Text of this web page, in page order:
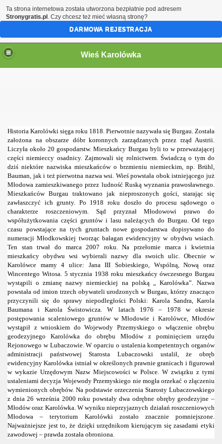
Wieś Karolówka
Historia Karolówki sięga roku 1818. Pierwotnie nazywała się Burgau. Została
założona na obszarze dóbr koronnych zarządzanych przez rząd Austrii.
Liczyła około 20 gospodarstw. Mieszkańcy Burgau byli to w przeważającej
części niemieccy osadnicy. Zajmowali się rolnictwem. Świadczą o tym do
dziś niektóre nazwiska mieszkańców o brzmieniu niemieckim, np. Brühl,
Bauman, jak i też pierwotna nazwa wsi. Wieś powstała obok istniejącego już
Młodowa zamieszkiwanego przez ludność Ruską wyznania prawosławnego.
Mieszkańców Burgau traktowano jak nieproszonych gości, starając się
zawłaszczyć ich grunty. Po 1918 roku doszło do procesu sądowego o
charakterze roszczeniowym. Sąd przyznał Młodowowi prawo do
współużytkowania części gruntów i lasu należących do Burgau. Od tego
czasu powstające na tych gruntach nowe gospodarstwa dopisywano do
numeracji Młodkowskiej tworząc bałagan ewidencyjny w obydwu wsiach.
Ten stan trwał do marca 2007 roku. Na przełomie marca i kwietnia
mieszkańcy obydwu wsi wybierali nazwy dla swoich ulic. Obecnie w
Karolówce mamy 4 ulice: Jana III Sobieskiego, Wspólną, Nową oraz
Wincentego Witosa. 5 stycznia 1938 roku mieszkańcy ówczesnego Burgau
wystąpili o zmianę nazwy niemieckiej na polską „ Karolówka”. Nazwa
powstała od imion trzech obywateli urodzonych w Burgau, którzy znacząco
przyczynili się do sprawy niepodległości Polski: Karola Sandra, Karola
Baumana i Karola Świstowicza. W latach 1976 – 1978 w okresie
postępowania scaleniowego gruntów w Młodowie i Karolówce, Młodów
wystąpił z wnioskiem do Wojewody Przemyskiego o włączenie obrębu
geodezyjnego Karolówka do obrębu Młodów z pominięciem urzędu
Rejonowego w Lubaczowie. W oparciu o ustalenia kompetentnych organów
administracji państwowej Starosta Lubaczowski ustalił, że obręb
ewidencyjny Karolówka istniał w określonych prawnie granicach i figurował
w wykazie Urzędowym Nazw Miejscowości w Polsce. W związku z tymi
ustaleniami decyzja Wojewody Przemyskiego nie mogła orzekać o złączeniu
wymienionych obrębów. Na podstawie orzeczenia Starosty Lubaczowskiego
z dnia 26 września 2000 roku powstały dwa odrębne obręby geodezyjne –
Młodów oraz Karolówka. W wyniku nieprzyjaznych działań roszczeniowych
Młodowa – terytorium Karolówki zostało znacznie pomniejszone.
Najważniejsze jest to, że dzięki urzędnikom kierującym się zasadami etyki
zawodowej – prawda została obroniona.
Ta strona internetowa została utworzona bezpłatnie pod adresem
Stronygratis.pl . Czy chcesz też mieć własną stronę?
DARMOWA REJESTRACJA